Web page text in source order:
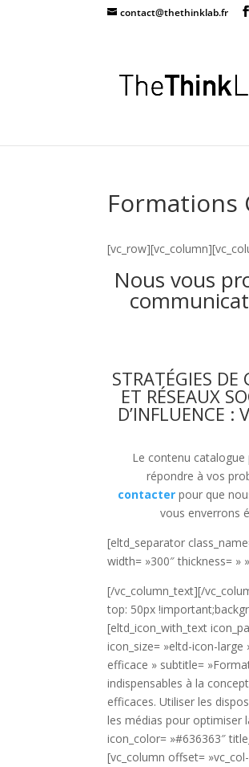
contact@thethinklab.fr
Formations
Nous vous
STRATÉGIES
ET RÉSEAUX
D’INFLUENCE :
Le contenu
répondre à vos
contacter pour que
vous enverrons
[eltd_separator
width= »300″ thickness= »
[/vc_column_text][/
top: 50px
[eltd_icon_with_text
icon_size= »eltd-icon-
efficace » subtitle=
indispensables à la
efficaces. Utiliser les
les médias pour optimiser
icon_color= »#636363″
[vc_column offset=